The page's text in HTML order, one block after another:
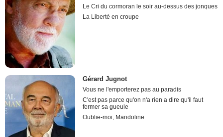
Le Cri du cormoran le soir au-dessus des jonques
La Liberté en croupe
Gérard Jugnot
Vous ne l'emporterez pas au paradis
C'est pas parce qu'on n'a rien a dire qu'il faut
fermer sa gueule
Oublie-moi, Mandoline